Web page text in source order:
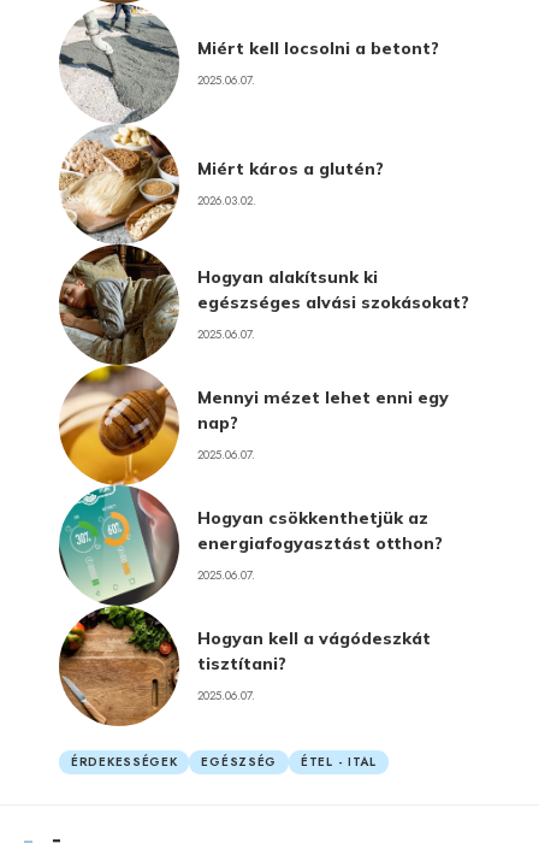
Miért kell locsolni a betont?
2025.06.07.
Miért káros a glutén?
2026.03.02.
Hogyan alakítsunk ki
egészséges alvási szokásokat?
2025.06.07.
Mennyi mézet lehet enni egy
nap?
2025.06.07.
Hogyan csökkenthetjük az
energiafogyasztást otthon?
2025.06.07.
Hogyan kell a vágódeszkát
tisztítani?
2025.06.07.
ÉRDEKESSÉGEK EGÉSZSÉG ÉTEL - ITAL